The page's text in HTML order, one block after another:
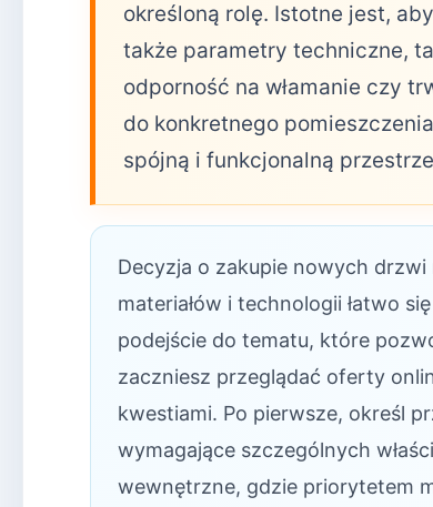
określoną rolę. Istotne jest,
także parametry techniczne,
odporność na włamanie czy
do konkretnego
spójną i funkcjonalną
Decyzja o zakupie nowych
materiałów i technologii łatwo
podejście do tematu, które
zaczniesz przeglądać oferty
kwestiami. Po pierwsze, określ
wymagające szczególnych
wewnętrzne, gdzie priorytetem